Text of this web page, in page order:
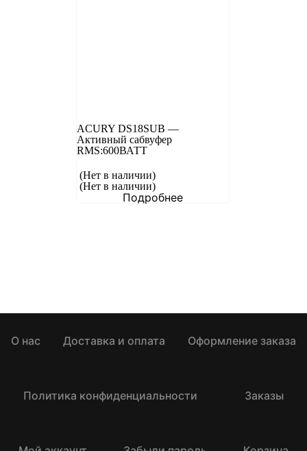
ACURY DS18SUB —
Активный сабвуфер
RMS:600ВАТT
(Нет в наличии)
(Нет в наличии)
Подробнее
О нас Доставка и оплата Оформление заказа
Политика конфиденциальности Заказы